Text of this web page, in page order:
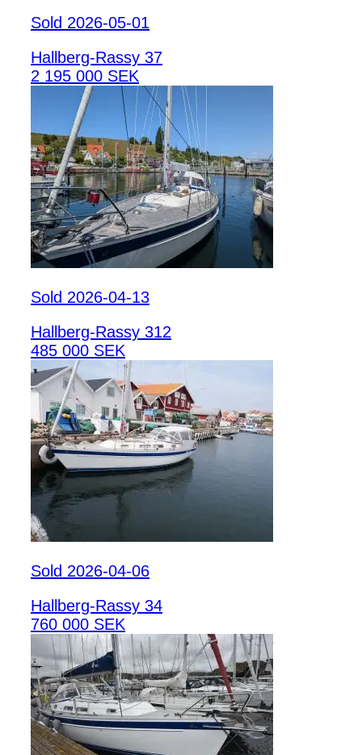
Sold 2026-05-01
Hallberg-Rassy 37
2 195 000 SEK
Sold 2026-04-13
Hallberg-Rassy 312
485 000 SEK
Sold 2026-04-06
Hallberg-Rassy 34
760 000 SEK